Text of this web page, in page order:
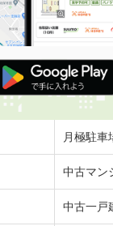
積 161.23m²
領家
3,199万円
埼玉県川口市大字
積
110.63m²
目
3,480万円
月極駐車
中古マン
中古一戸